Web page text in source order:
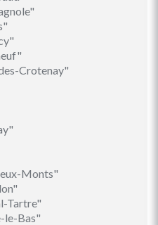
Crotenay"
Monts"
Tartre"
le-Bas"